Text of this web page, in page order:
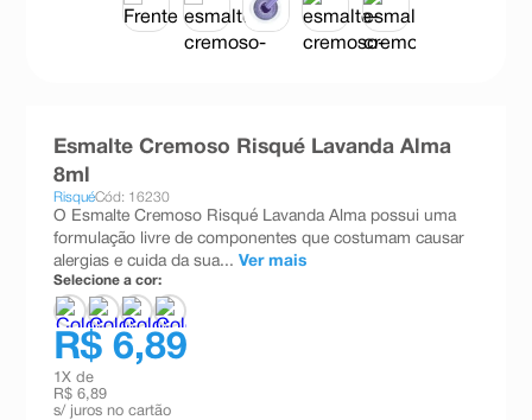
teste gravidez
absorvente
10ºshampoo
Esmalte Cremoso Risqué Lavanda Alma
8ml
RisquéCód: 16230
O Esmalte Cremoso Risqué Lavanda Alma possui uma
formulação livre de componentes que costumam causar
alergias e cuida da sua... Ver mais
Selecione a cor:
R$ 6,89
1 X de
R$ 6,89
s/ juros no cartão